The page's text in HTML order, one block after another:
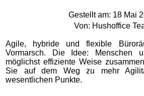
Gestellt am: 18 Mai
Von: Hushoffice
Agile, hybride und flexible
Vormarsch. Die Idee: Menschen
möglichst effiziente Weise
Sie auf dem Weg zu mehr
wesentlichen Punkte.